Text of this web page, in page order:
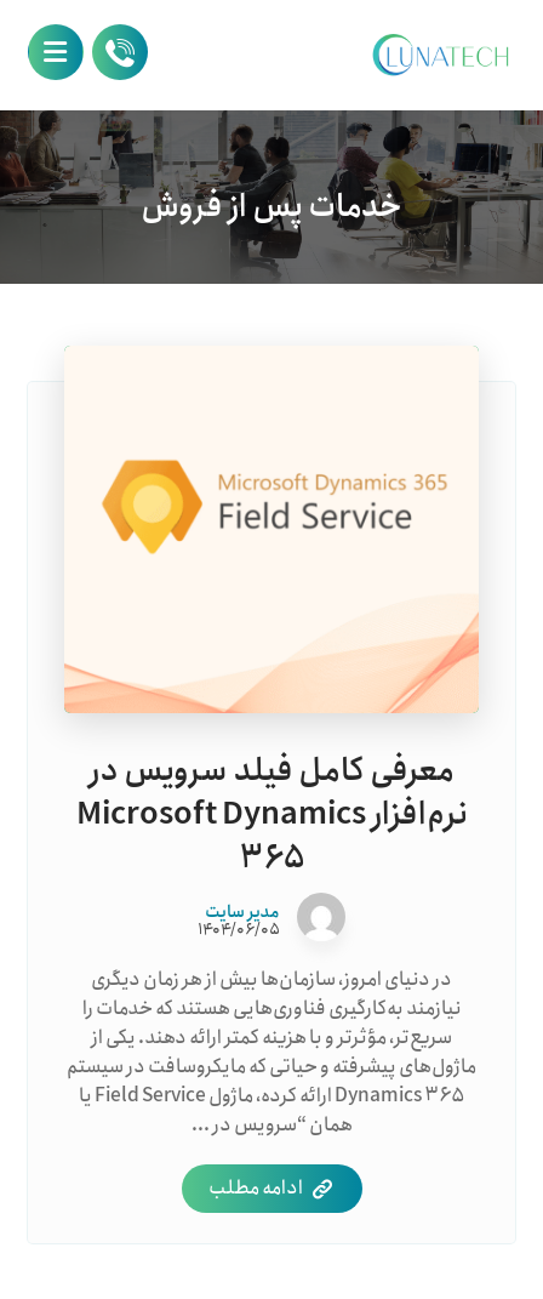
خدمات پس از فروش
معرفی کامل فیلد سرویس در
نرم‌افزار Microsoft Dynamics
۳۶۵
مدیر سایت
۱۴۰۴/۰۶/۰۵
در دنیای امروز، سازمان‌ها بیش از هر زمان دیگری
نیازمند به‌کارگیری فناوری‌هایی هستند که خدمات را
سریع‌تر، مؤثرتر و با هزینه کمتر ارائه دهند. یکی از
ماژول‌های پیشرفته و حیاتی که مایکروسافت در سیستم
Dynamics ۳۶۵ ارائه کرده، ماژول Field Service یا
همان “سرویس در ...
ادامه مطلب